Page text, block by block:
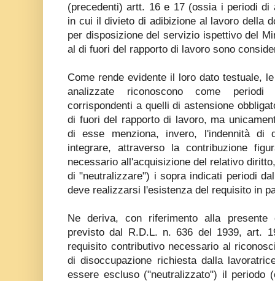
(precedenti) artt. 16 e 17 (ossia i periodi di
in cui il divieto di adibizione al lavoro della
per disposizione del servizio ispettivo del
al di fuori del rapporto di lavoro sono
Come rende evidente il loro dato testuale,
analizzate riconoscono come
corrispondenti a quelli di astensione
di fuori del rapporto di lavoro, ma
di esse menziona, invero, l'indennità di
integrare, attraverso la contribuzione
necessario all'acquisizione del relativo
di "neutralizzare") i sopra indicati periodi
deve realizzarsi l'esistenza del requisito in
Ne deriva, con riferimento alla presente
previsto dal R.D.L. n. 636 del 1939, art.
requisito contributivo necessario al
di disoccupazione richiesta dalla
essere escluso ("neutralizzato") il periodo